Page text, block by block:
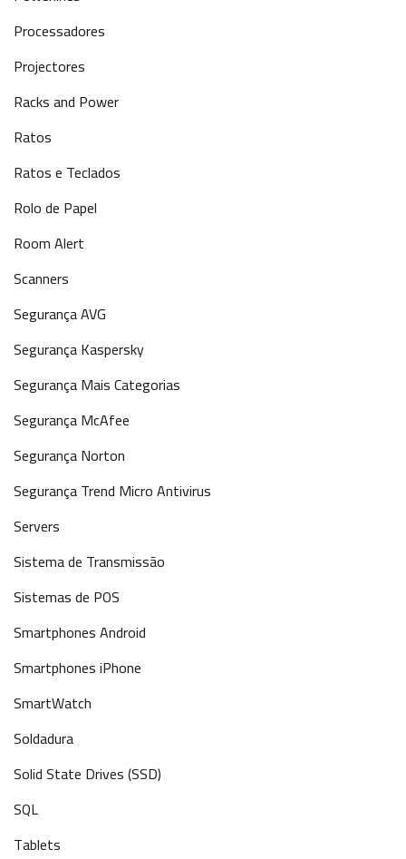
Processadores
Projectores
Racks and Power
Ratos
Ratos e Teclados
Rolo de Papel
Room Alert
Scanners
Segurança AVG
Segurança Kaspersky
Segurança Mais Categorias
Segurança McAfee
Segurança Norton
Segurança Trend Micro Antivirus
Servers
Sistema de Transmissão
Sistemas de POS
Smartphones Android
Smartphones iPhone
SmartWatch
Soldadura
Solid State Drives (SSD)
SQL
Tablets